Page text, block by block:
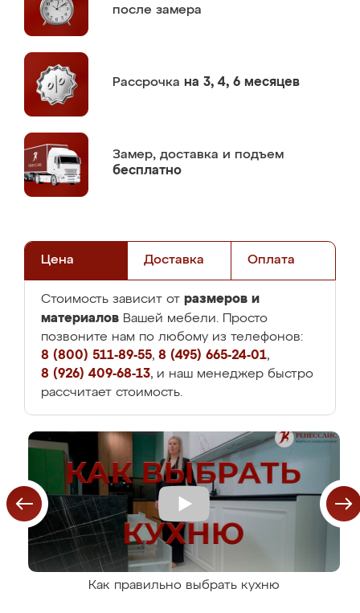
после замера
Рассрочка на 3, 4, 6 месяцев
Замер, доставка и подъем
бесплатно
Цена Доставка Оплата
Стоимость зависит от размеров и
материалов Вашей мебели. Просто
позвоните нам по любому из телефонов:
8 (800) 511-89-55, 8 (495) 665-24-01,
8 (926) 409-68-13, и наш менеджер быстро
рассчитает стоимость.
Как правильно выбрать кухню